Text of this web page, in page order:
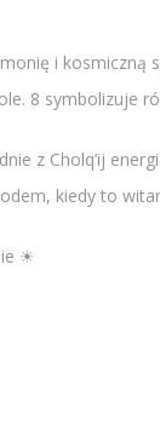
i kosmiczną
8 symbolizuje
z Cholq’ij
kiedy to
☀